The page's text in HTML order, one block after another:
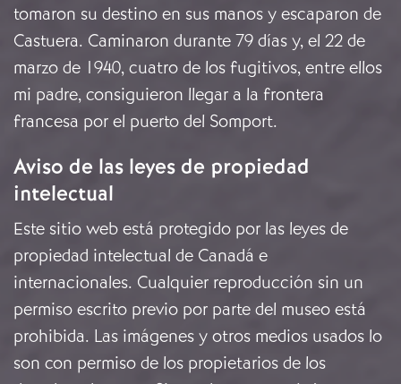
tomaron su destino en sus manos y escaparon de
Castuera. Caminaron durante 79 días y, el 22 de
marzo de 1940, cuatro de los fugitivos, entre ellos
mi padre, consiguieron llegar a la frontera
francesa por el puerto del Somport.
Aviso de las leyes de propiedad
intelectual
Este sitio web está protegido por las leyes de
propiedad intelectual de Canadá e
internacionales. Cualquier reproducción sin un
permiso escrito previo por parte del museo está
prohibida. Las imágenes y otros medios usados lo
son con permiso de los propietarios de los